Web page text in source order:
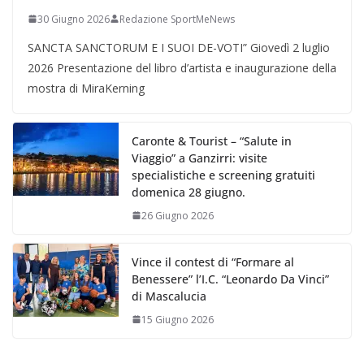
30 Giugno 2026 Redazione SportMeNews
SANCTA SANCTORUM E I SUOI DE-VOTI” Giovedì 2 luglio
2026 Presentazione del libro d’artista e inaugurazione della
mostra di MiraKerning
Caronte & Tourist – “Salute in
Viaggio” a Ganzirri: visite
specialistiche e screening gratuiti
domenica 28 giugno.
26 Giugno 2026
Vince il contest di “Formare al
Benessere” l’I.C. “Leonardo Da Vinci”
di Mascalucia
15 Giugno 2026